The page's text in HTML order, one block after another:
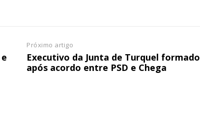
Próximo artigo
Executivo da Junta de Turquel formado
após acordo entre PSD e Chega